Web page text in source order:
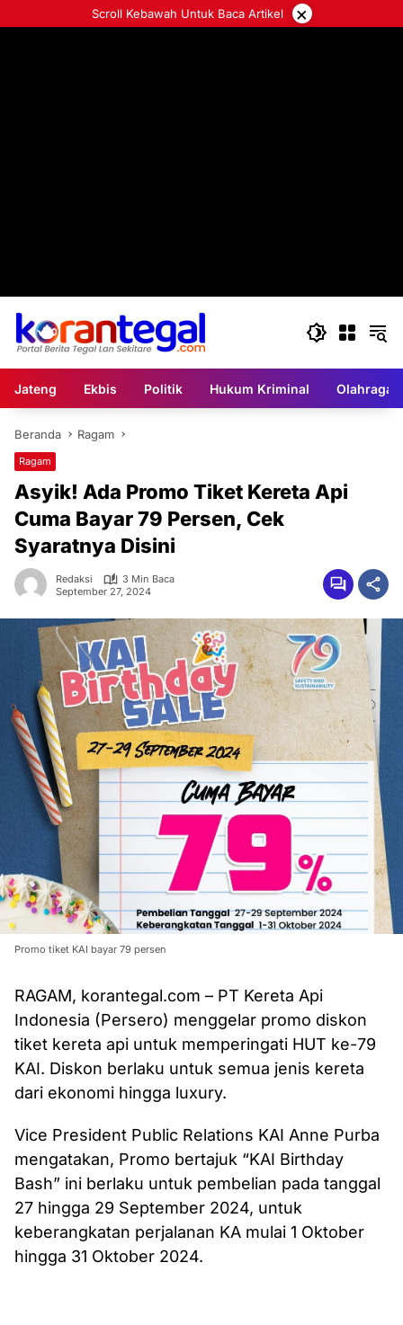
ke
Scroll Kebawah Untuk Baca Artikel ×
Jateng Ekbis Politik Hukum Kriminal Olahraga
Beranda Ragam
Ragam
Asyik! Ada Promo Tiket Kereta Api
Cuma Bayar 79 Persen, Cek
Syaratnya Disini
Redaksi
3 Min Baca
September 27, 2024
Promo tiket KAI bayar 79 persen
RAGAM, korantegal.com – PT Kereta Api
Indonesia (Persero) menggelar promo diskon
tiket kereta api untuk memperingati HUT ke-79
KAI. Diskon berlaku untuk semua jenis kereta
dari ekonomi hingga luxury.
Vice President Public Relations KAI Anne Purba
mengatakan, Promo bertajuk “KAI Birthday
Bash” ini berlaku untuk pembelian pada tanggal
27 hingga 29 September 2024, untuk
keberangkatan perjalanan KA mulai 1 Oktober
hingga 31 Oktober 2024.